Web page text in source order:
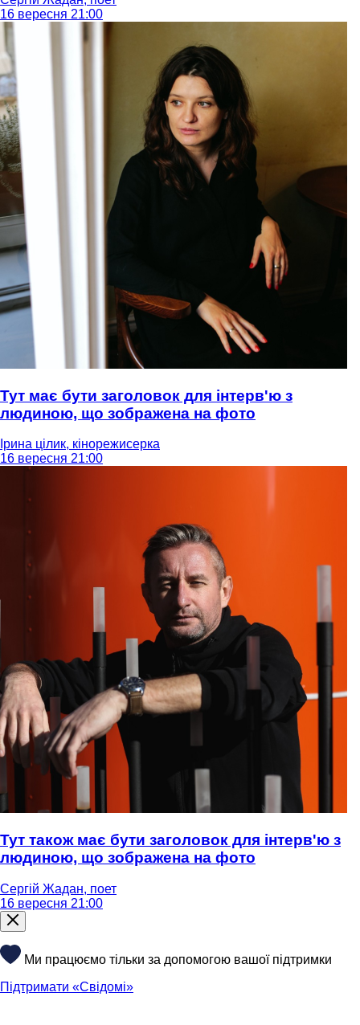
16 вересня 21:00
Тут має бути заголовок для інтерв'ю з
людиною, що зображена на фото
Ірина цілик, кінорежисерка
16 вересня 21:00
Тут також має бути заголовок для інтерв'ю з
людиною, що зображена на фото
Сергій Жадан, поет
16 вересня 21:00
Ми працюємо тільки за допомогою вашої підтримки
Підтримати «Свідомі»